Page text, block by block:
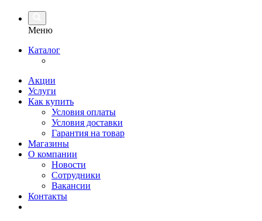
Меню
Каталог
Акции
Услуги
Как купить
Условия оплаты
Условия доставки
Гарантия на товар
Магазины
О компании
Новости
Сотрудники
Вакансии
Контакты